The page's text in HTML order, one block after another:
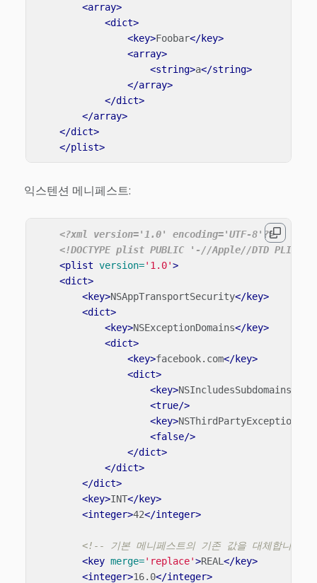
<array>
<dict>
<key>Foobar</key>
<array>
<string>a</string>
</array>
</dict>
</array>
</dict>
</plist>
익스텐션 메니페스트:
<?xml version='1.0' encoding='UTF-8'?>
<!DOCTYPE plist PUBLIC '-//Apple//DTD
<plist version='1.0'>
<dict>
<key>NSAppTransportSecurity</key>
<dict>
<key>NSExceptionDomains</key>
<dict>
<key>facebook.com</key>
<dict>
<key>NSIncludesSubdomains
<true/>
<key>
<false/>
</dict>
</dict>
</dict>
<key>INT</key>
<integer>42</integer>
<!-- 기본 메니페스트의 기존 값을 대체합니다
<key merge='replace'>REAL</key>
<integer>16.0</integer>